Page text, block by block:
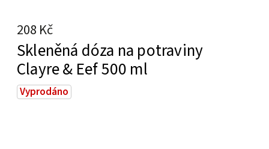
Skleněná dóza na potraviny
Clayre & Eef 500 ml
Vyprodáno
208 Kč